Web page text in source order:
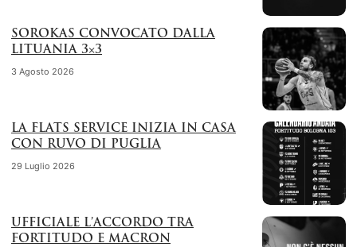
SOROKAS CONVOCATO DALLA
LITUANIA 3×3
3 Agosto 2026
LA FLATS SERVICE INIZIA IN CASA
CON RUVO DI PUGLIA
29 Luglio 2026
UFFICIALE L’ACCORDO TRA
FORTITUDO E MACRON